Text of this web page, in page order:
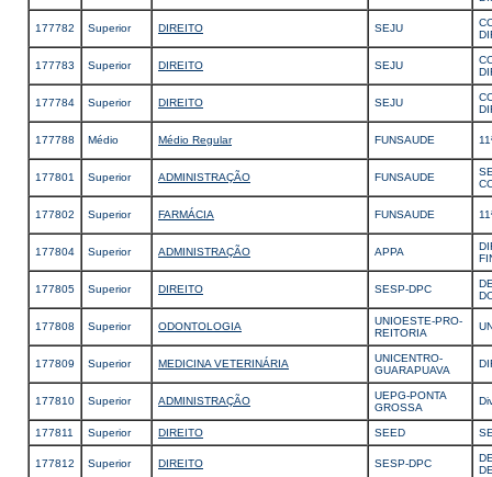
177782 Superior DIREITO SEJU
177783 Superior DIREITO SEJU
177784 Superior DIREITO SEJU
177788 Médio Médio Regular FUNSAUDE
177801 Superior ADMINISTRAÇÃO FUNSAUDE
177802 Superior FARMÁCIA FUNSAUDE
177804 Superior ADMINISTRAÇÃO APPA
177805 Superior DIREITO SESP-DPC
177808 Superior ODONTOLOGIA
UNIOESTE-PRO-
REITORIA
177809 Superior MEDICINA VETERINÁRIA
UNICENTRO-
GUARAPUAVA
177810 Superior ADMINISTRAÇÃO
UEPG-PONTA
GROSSA
177811 Superior DIREITO SEED
177812 Superior DIREITO SESP-DPC